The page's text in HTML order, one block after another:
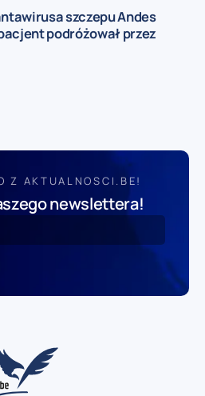
szczepu Andes
podróżował przez
Z AKTUALNOSCI.BE!
newslettera!